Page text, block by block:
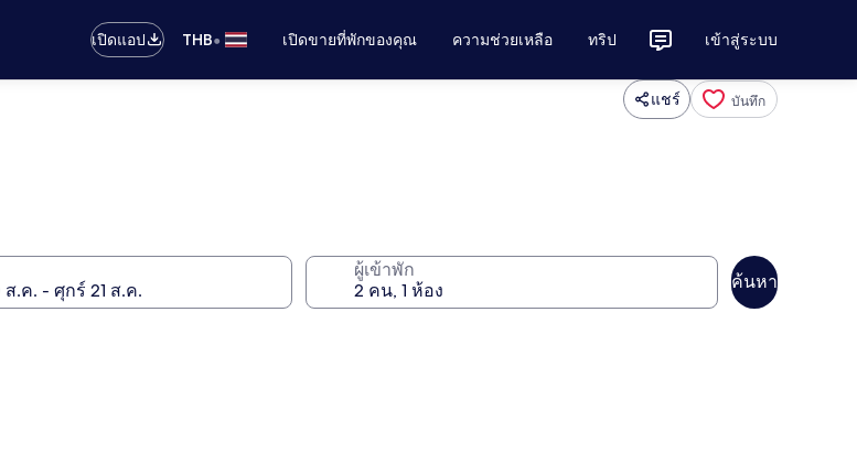
เปิดแอป
THB• เปิดขายที่พักของคุณ ความช่วยเหลือ ทริป เข้าสู่ระบบ
แชร์ บันทึก
ผู้เข้าพัก
ค้นหา